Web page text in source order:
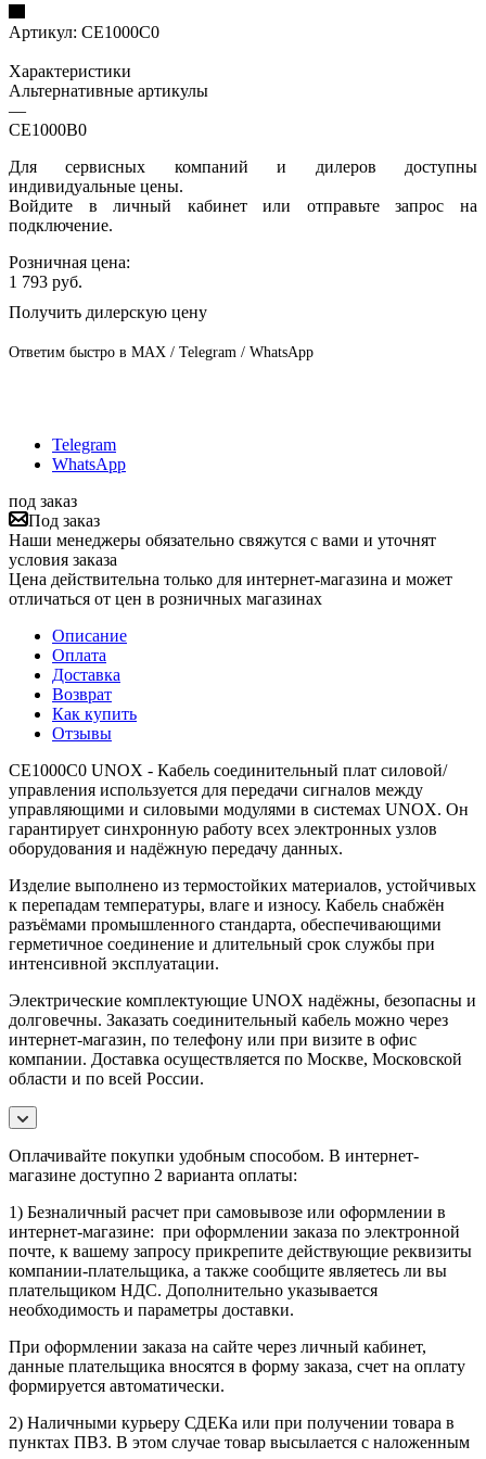
Артикул: CE1000C0
Характеристики
Альтернативные артикулы
—
CE1000B0
Для сервисных компаний и дилеров доступны
индивидуальные цены.
Войдите в личный кабинет или отправьте запрос на
подключение.
Розничная цена:
1 793 руб.
Получить дилерскую цену
Ответим быстро в MAX / Telegram / WhatsApp
Telegram
WhatsApp
под заказ
Под заказ
Наши менеджеры обязательно свяжутся с вами и уточнят
условия заказа
Цена действительна только для интернет-магазина и может
отличаться от цен в розничных магазинах
Описание
Оплата
Доставка
Возврат
Как купить
Отзывы
CE1000C0 UNOX - Кабель соединительный плат силовой/
управления используется для передачи сигналов между
управляющими и силовыми модулями в системах UNOX. Он
гарантирует синхронную работу всех электронных узлов
оборудования и надёжную передачу данных.
Изделие выполнено из термостойких материалов, устойчивых
к перепадам температуры, влаге и износу. Кабель снабжён
разъёмами промышленного стандарта, обеспечивающими
герметичное соединение и длительный срок службы при
интенсивной эксплуатации.
Электрические комплектующие UNOX надёжны, безопасны и
долговечны. Заказать соединительный кабель можно через
интернет-магазин, по телефону или при визите в офис
компании. Доставка осуществляется по Москве, Московской
области и по всей России.
Оплачивайте покупки удобным способом. В интернет-
магазине доступно 2 варианта оплаты:
1) Безналичный расчет при самовывозе или оформлении в
интернет-магазине: при оформлении заказа по электронной
почте, к вашему запросу прикрепите действующие реквизиты
компании-плательщика, а также сообщите являетесь ли вы
плательщиком НДС. Дополнительно указывается
необходимость и параметры доставки.
При оформлении заказа на сайте через личный кабинет,
данные плательщика вносятся в форму заказа, счет на оплату
формируется автоматически.
2) Наличными курьеру СДЕКа или при получении товара в
пунктах ПВЗ. В этом случае товар высылается с наложенным